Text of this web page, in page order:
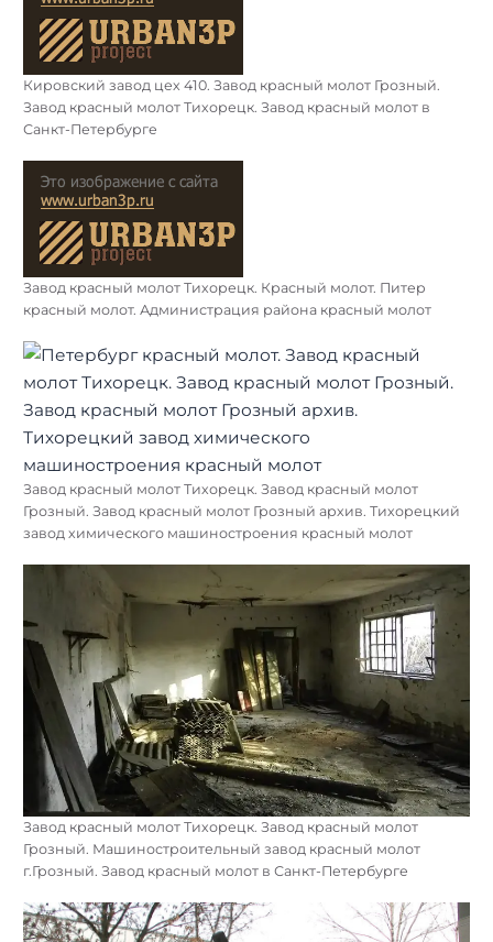
Кировский завод цех 410. Завод красный молот Грозный.
Завод красный молот Тихорецк. Завод красный молот в
Санкт-Петербурге
Завод красный молот Тихорецк. Красный молот. Питер
красный молот. Администрация района красный молот
Завод красный молот Тихорецк. Завод красный молот
Грозный. Завод красный молот Грозный архив. Тихорецкий
завод химического машиностроения красный молот
Завод красный молот Тихорецк. Завод красный молот
Грозный. Машиностроительный завод красный молот
г.Грозный. Завод красный молот в Санкт-Петербурге